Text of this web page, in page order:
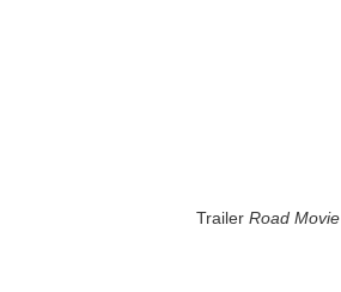
Trailer Road Movie